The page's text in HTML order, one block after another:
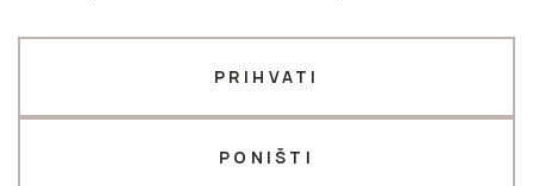
osobne podatke. Ova Politika privatnosti objašnjava
kako prikupljamo, koristimo, otkrivamo i štitimo vaše
Proizvođač
Ime *
PONIŠTI
PRIHVATI